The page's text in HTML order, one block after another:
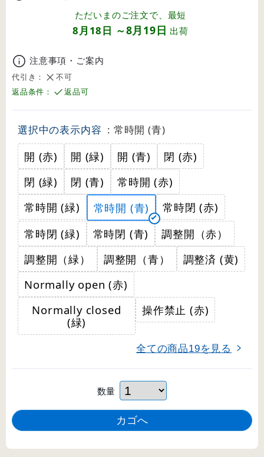
ただいまのご注文で、最短
8月18日 ～8月19日 出荷
注意事項・ご案内
代引き：
不可
返品条件：
返品可
選択中の表示内容 : 常時開 (青)
開 (赤) 開 (緑) 開 (青)
閉 (赤)
閉 (緑)
閉 (青)
常時開 (赤)
常時開 (緑)
常時開 (青)
常時閉 (赤)
常時閉 (緑)
常時閉 (青)
調整開（赤）
調整開（緑）
調整開（青）
調整済 (黄)
Normally open (赤)
Normally closed
(緑)
操作禁止 (赤)
全ての商品19を見る
数量